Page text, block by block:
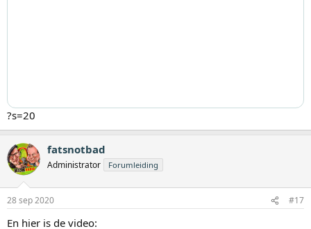
?s=20
fatsnotbad
Administrator Forumleiding
28 sep 2020 #17
En hier is de video: